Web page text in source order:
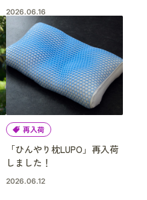
2026.06.16
再入荷
「ひんやり枕LUPO」再入荷
しました！
2026.06.12